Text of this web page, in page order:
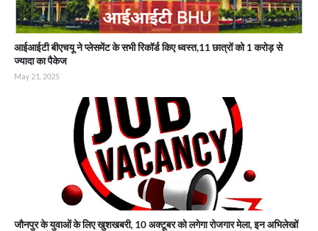
आईआईटी बीएचयू ने प्लेसमेंट के सभी रिकॉर्ड किए ध्वस्त,11 छात्रों को 1 करोड़ से
ज्यादा का पैकेज
May 21, 2025
जौनपुर के युवाओं के लिए खुशखबरी, 10 अक्टूबर को लगेगा रोजगार मेला, इन अभिलेखों